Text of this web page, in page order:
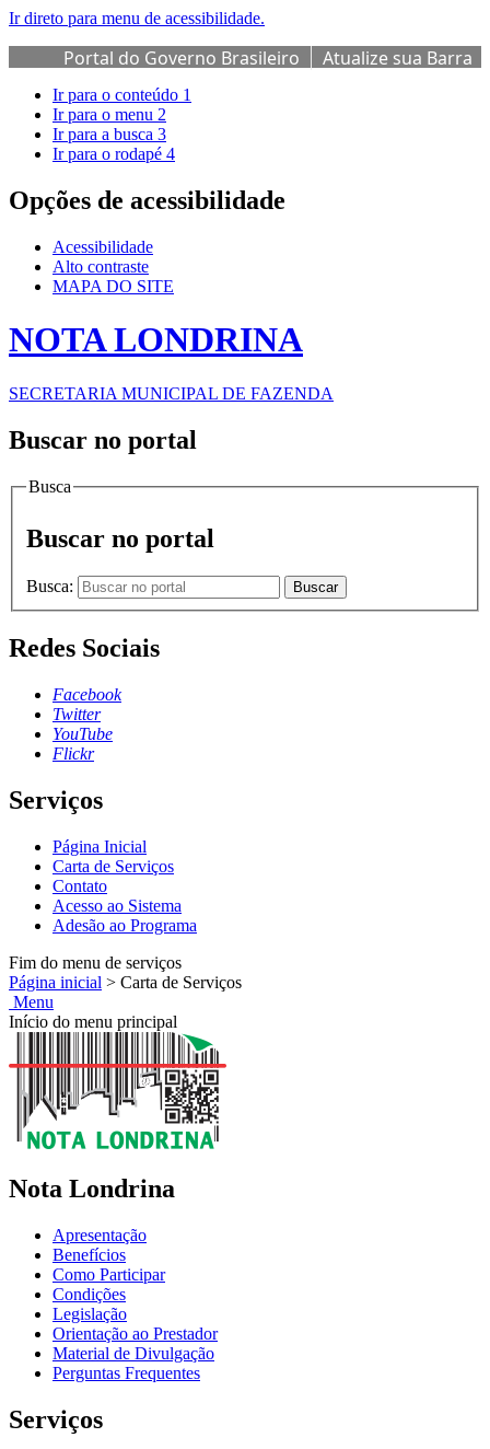
Ir direto para menu de acessibilidade.
Portal do Governo Brasileiro
Atualize sua Barra
de Governo
Ir para o conteúdo 1
Ir para o menu 2
Ir para a busca 3
Ir para o rodapé 4
Opções de acessibilidade
Acessibilidade
Alto contraste
MAPA DO SITE
NOTA LONDRINA
SECRETARIA MUNICIPAL DE FAZENDA
Buscar no portal
Busca
Buscar no portal
Busca: Buscar
Redes Sociais
Facebook
Twitter
YouTube
Flickr
Serviços
Página Inicial
Carta de Serviços
Contato
Acesso ao Sistema
Adesão ao Programa
Fim do menu de serviços
Página inicial > Carta de Serviços
Menu
Início do menu principal
Nota Londrina
Apresentação
Benefícios
Como Participar
Condições
Legislação
Orientação ao Prestador
Material de Divulgação
Perguntas Frequentes
Serviços